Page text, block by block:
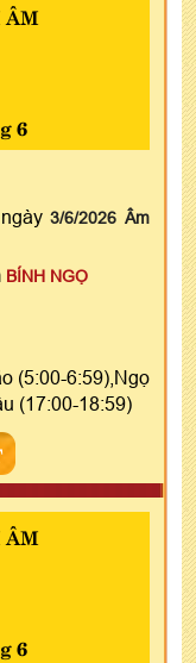
6
ngày3/6/2026 Âm
BÍNH NGỌ
(5:00-6:59),Ngọ
(17:00-18:59)
6